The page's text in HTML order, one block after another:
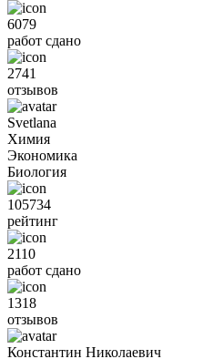
6079
работ сдано
2741
отзывов
Svetlana
Химия
Экономика
Биология
105734
рейтинг
2110
работ сдано
1318
отзывов
Константин Николаевич